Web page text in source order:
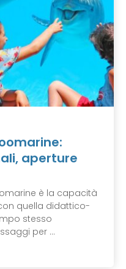
aperture
è la capacità
quella didattico-
stesso
per ...